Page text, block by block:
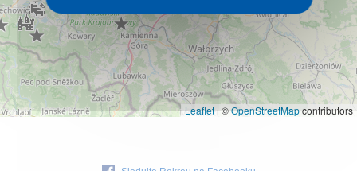
Leaflet|©OpenStreetMapcontributors